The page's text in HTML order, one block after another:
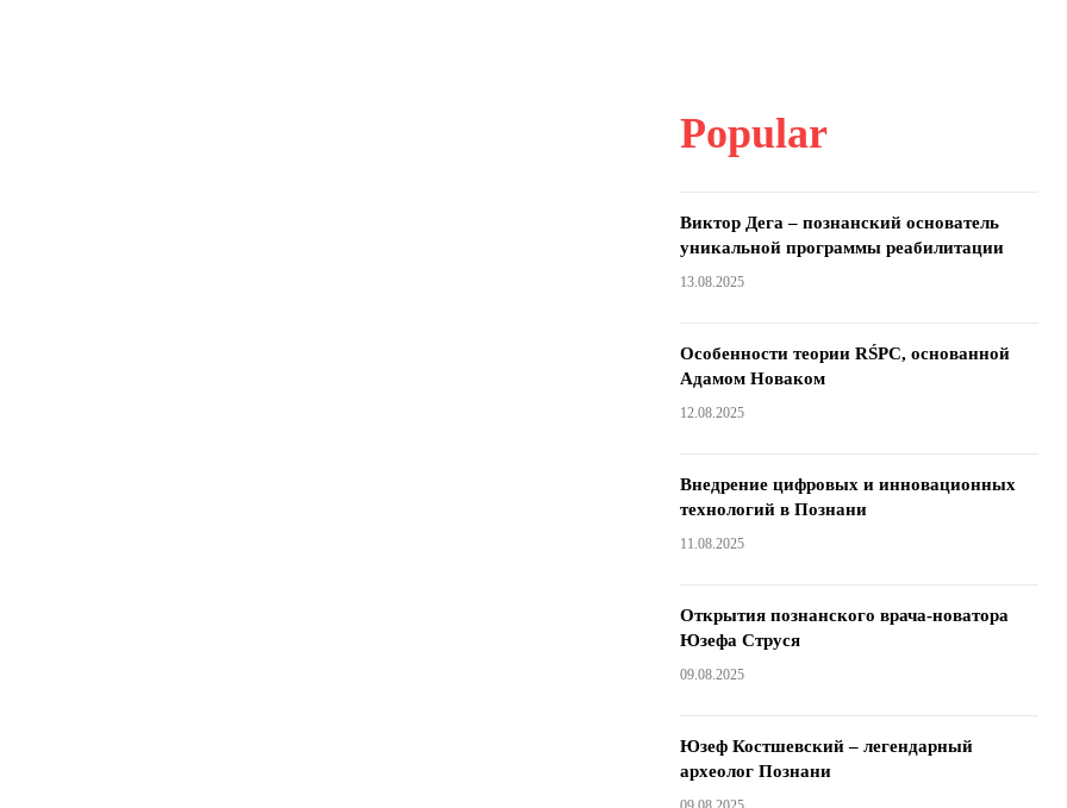
Popular
Виктор Дега – познанский основатель
уникальной программы реабилитации
13.08.2025
Особенности теории RŚPC, основанной
Адамом Новаком
12.08.2025
Внедрение цифровых и инновационных
технологий в Познани
11.08.2025
Открытия познанского врача-новатора
Юзефа Струся
09.08.2025
Юзеф Костшевский – легендарный
археолог Познани